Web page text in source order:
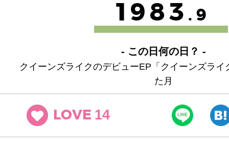
1983 .9
- この日何の日？ -
クイーンズライクのデビューEP「クイーンズライ
た月
LOVE 14